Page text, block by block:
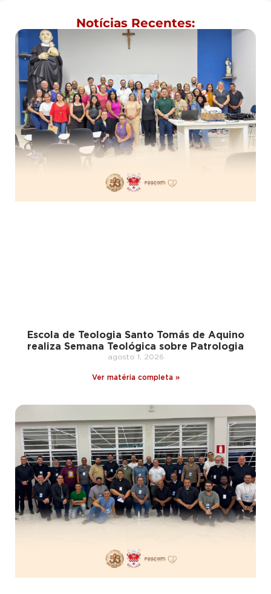
Notícias Recentes:
Escola de Teologia Santo Tomás de Aquino
realiza Semana Teológica sobre Patrologia
agosto 1, 2026
Ver matéria completa »